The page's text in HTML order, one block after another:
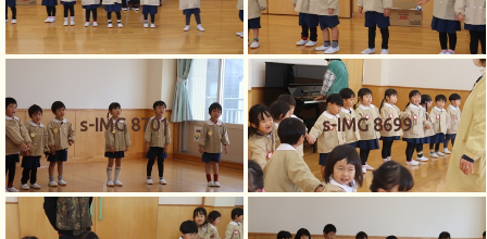
s-IMG 8701 s-IMG 8699